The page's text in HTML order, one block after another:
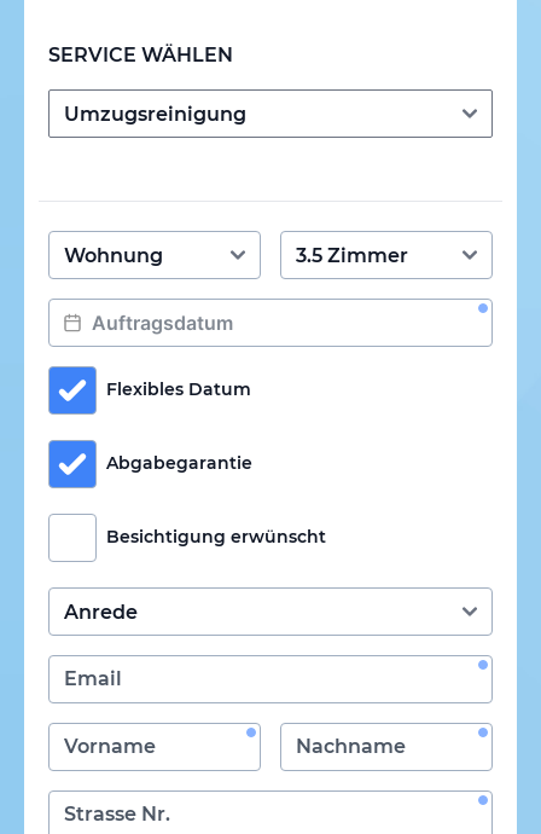
SERVICE WÄHLEN
Flexibles Datum
Abgabegarantie
Besichtigung erwünscht